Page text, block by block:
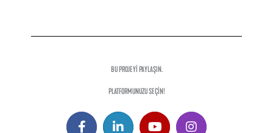
BU PROJEYİ PAYLAŞIN.
PLATFORMUNUZU SEÇİN!